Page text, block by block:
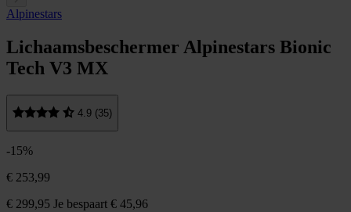
Alpinestars
Lichaamsbeschermer Alpinestars Bionic
Tech V3 MX
4.9 (35)
-15%
€ 253,99
€ 299,95 Je bespaart € 45,96